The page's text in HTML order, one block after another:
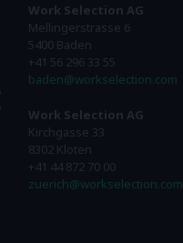
Work Selection AG
Mellingerstrasse 6
5400 Baden
+41 56 296 33 55
baden@workselection.com
Work Selection AG
Kirchgasse 33
8302 Kloten
+41 44 872 70 00
zuerich@workselection.com